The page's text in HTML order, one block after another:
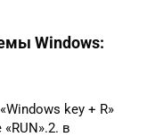
Windows:
key + R»
в